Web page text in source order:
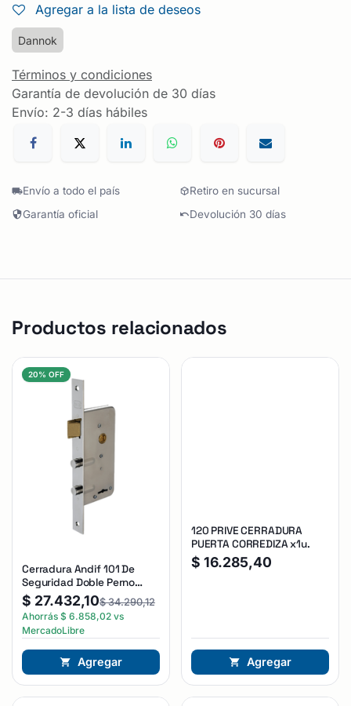
Agregar a la lista de deseos
Dannok
Términos y condiciones
Garantía de devolución de 30 días
Envío: 2-3 días hábiles
Envío a todo el país
Retiro en sucursal
Garantía oficial
Devolución 30 días
Productos relacionados
20% OFF
Cerradura Andif 101 De
Seguridad Doble Perno
Reforzada Plateado
$ 27.432,10$34.290,12
Ahorrás $ 6.858,02 vs
MercadoLibre
Agregar
120 PRIVE CERRADURA
PUERTA CORREDIZA x1u.
$ 16.285,40
Agregar